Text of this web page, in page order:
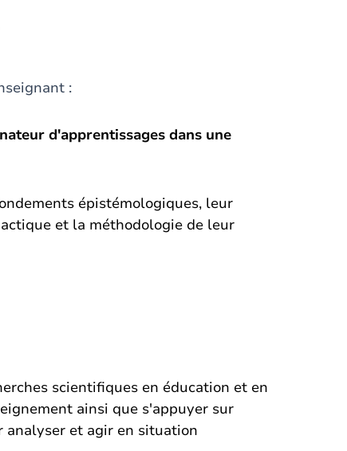
:
d'apprentissages dans une
épistémologiques, leur
et la méthodologie de leur
scientifiques en éducation et en
ainsi que s'appuyer sur
analyser et agir en situation